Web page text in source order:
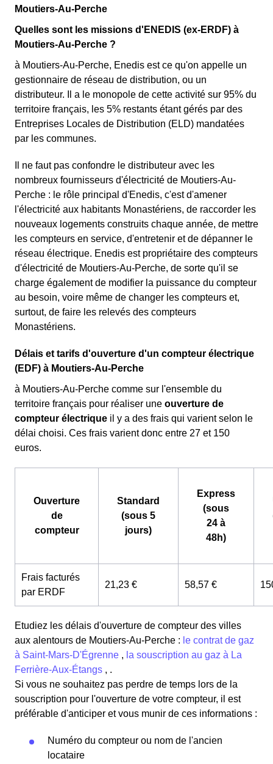
Moutiers-Au-Perche
Quelles sont les missions d'ENEDIS (ex-ERDF) à
Moutiers-Au-Perche ?
à Moutiers-Au-Perche, Enedis est ce qu'on appelle un
gestionnaire de réseau de distribution, ou un
distributeur. Il a le monopole de cette activité sur 95% du
territoire français, les 5% restants étant gérés par des
Entreprises Locales de Distribution (ELD) mandatées
par les communes.
Il ne faut pas confondre le distributeur avec les
nombreux fournisseurs d'électricité de Moutiers-Au-
Perche : le rôle principal d'Enedis, c'est d'amener
l'électricité aux habitants Monastériens, de raccorder les
nouveaux logements construits chaque année, de mettre
les compteurs en service, d'entretenir et de dépanner le
réseau électrique. Enedis est propriétaire des compteurs
d'électricité de Moutiers-Au-Perche, de sorte qu'il se
charge également de modifier la puissance du compteur
au besoin, voire même de changer les compteurs et,
surtout, de faire les relevés des compteurs
Monastériens.
Délais et tarifs d'ouverture d'un compteur électrique
(EDF) à Moutiers-Au-Perche
à Moutiers-Au-Perche comme sur l'ensemble du
territoire français pour réaliser une ouverture de
compteur électrique il y a des frais qui varient selon le
délai choisi. Ces frais varient donc entre 27 et 150
euros.
Ouverture
de
compteur
Standard
(sous 5
jours)
Express
(sous
24 à
48h)
Frais facturés
par ERDF
21,23 € 58,57 €
Etudiez les délais d'ouverture de compteur des villes
aux alentours de Moutiers-Au-Perche : le contrat de gaz
à Saint-Mars-D'Égrenne , la souscription au gaz à La
Ferrière-Aux-Étangs , .
Si vous ne souhaitez pas perdre de temps lors de la
souscription pour l'ouverture de votre compteur, il est
préférable d'anticiper et vous munir de ces informations :
Numéro du compteur ou nom de l'ancien
locataire